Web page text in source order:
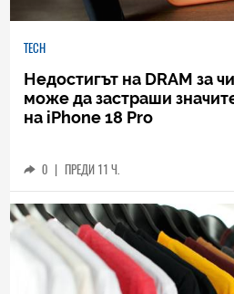
TECH
Недостигът на DRAM за
може да застраши
на iPhone 18 Pro
0 | ПРЕДИ 11 Ч.